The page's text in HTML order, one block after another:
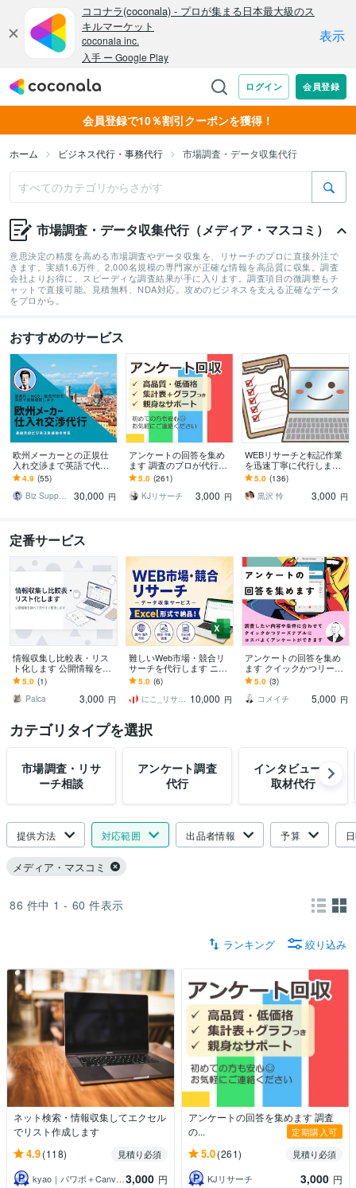
会員登録で10％割引クーポンを獲得！
ホーム ビジネス代行・事務代行 市場調査・データ収集代行
市場調査・データ収集代行（メディア・マスコミ）
意思決定の精度を高める市場調査やデータ収集を、リサーチのプロに直接外注で
きます。実績1.6万件、2,000名規模の専門家が正確な情報を高品質に収集。調査
会社よりお得に、スピーディな調査結果が手に入ります。調査項目の微調整もチ
ャットで直接可能。見積無料、NDA対応。攻めのビジネスを支える正確なデータ
をプロから。
おすすめのサービス
欧州メーカーとの正規仕
入れ交渉まで英語で代行
します オランダ在住者が
取引条件を直接確認
4.9 (55)
Biz Support 阿形 清治
30,000 円
アンケートの回答を集め
ます 調査のプロが代行し
ます アンケート/ブログ記
事/商品・事業開発/卒論/プ
レスリリース
5.0 (261)
KJリサーチ
3,000 円
WEBリサーチと転記作業
を迅速丁寧に代行します
返信・見積り早め◎土日
祝や夜も対応可
5.0 (136)
黒沢 怜
3,000 円
定番サービス
情報収集し比較表・リス
ト化します 公開情報を調
べて見やすく整理します
5.0 (1)
Palca
3,000 円
難しいWeb市場・競合リ
サーチを代行します ニッ
チ分野や海外情報も含
め、複数の情報源から調
査・比較します
5.0 (6)
にこ_リサーチ・データ収集 10,000 円
アンケートの回答を集め
ます クイックかつリーズ
ナブル、コスパ良くアン
ケートができます
5.0 (3)
コメイチ
5,000 円
カテゴリタイプを選択
市場調査・リサ
ーチ相談
アンケート調査
代行
インタビュー・
取材代行
提供方法 対応範囲 出品者情報 予算
メディア・マスコミ
86 件中 1 - 60 件表示
ランキング 絞り込み
ネット検索・情報収集してエクセル
でリスト作成します
4.9(118)
見積り必須
kyao｜パワポ＋Canvaデザイナー 3,000 円
アンケートの回答を集めます 調査
の...
定期購入可
5.0(261)
見積り必須
KJリサーチ
3,000 円